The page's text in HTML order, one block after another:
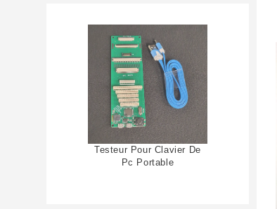
Testeur Pour Clavier De
Pc Portable